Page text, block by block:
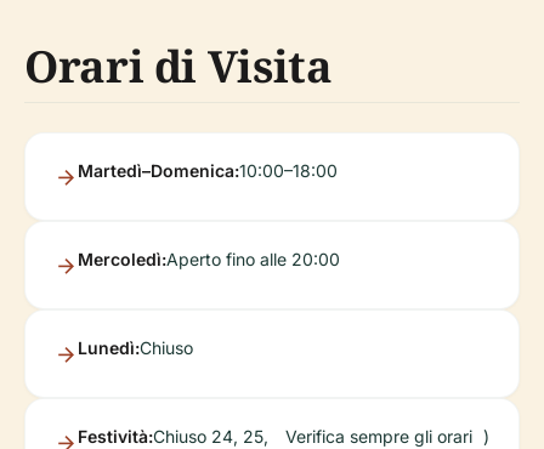
Orari di Visita
Martedì–Domenica:10:00–18:00
Mercoledì:Aperto fino alle 20:00
Lunedì:Chiuso
Festività:Chiuso 24, 25,
Verifica sempre gli orari )